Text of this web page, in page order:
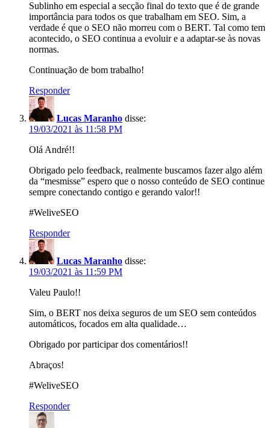
Sublinho em especial a secção final do texto que é de grande
importância para todos os que trabalham em SEO. Sim, a
verdade é que o SEO não morreu com o BERT. Tal como tem
acontecido, o SEO continua a evoluir e a adaptar-se às novas
normas.
Continuação de bom trabalho!
Responder
Lucas Maranho disse:
19/03/2021 às 11:58 PM
Olá André!!
Obrigado pelo feedback, realmente buscamos fazer algo além
da “mesmisse” espero que o nosso conteúdo de SEO continue
sempre conectando contigo e gerando valor!!
#WeliveSEO
Responder
Lucas Maranho disse:
19/03/2021 às 11:59 PM
Valeu Paulo!!
Sim, o BERT nos deixa seguros de um SEO sem conteúdos
automáticos, focados em alta qualidade…
Obrigado por participar dos comentários!!
Abraços!
#WeliveSEO
Responder